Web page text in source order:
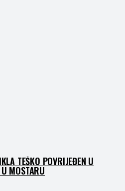
TEŠKO POVRIJEĐEN U
MOSTARU